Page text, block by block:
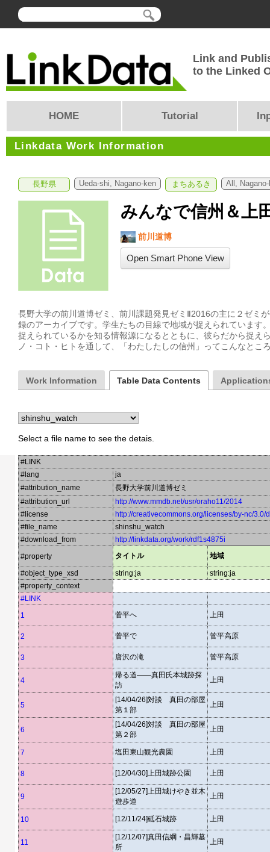
Link and
to the Linked
HOME Tutorial
Linkdata Work Information
長野県 Ueda-shi, Nagano-ken まちあるき All,
みんなで信州＆上
前川道博
Open Smart Phone View
長野大学の前川道博ゼミ、前川課題発見ゼミⅡ2016の主に２ゼミ
録のアーカイブです。学生たちの目線で地域が捉えられています
捉えられているかを知る情報源になるとともに、彼らだから捉え
ノ・コト・ヒトを通して、「わたしたしの信州」ってこんなとこ
Work Information Table Data Contents
Select a file name to see the detais.
#LINK
#lang
ja
#attribution_name
長野大学前川道博ゼミ
#attribution_url
http://www.mmdb.net/usr/oraho11/2014
#license
http://creativecommons.org/licenses/by-nc/3.0/
#file_name
shinshu_watch
#download_from
http://linkdata.org/work/rdf1s4875i
#property
タイトル 地域
#object_type_xsd string:ja
string:ja
#property_context
#LINK
1
菅平へ 上田
2 菅平で 菅平高原
3 唐沢の滝 菅平高原
4
帰る道――真田氏本城跡探
訪
上田
5
[14/04/26]対談 真田の部屋
第１部
上田
6
[14/04/26]対談 真田の部屋
第２部
上田
7 塩田東山観光農園 上田
8 [12/04/30]上田城跡公園 上田
9
[12/05/27]上田城けやき並木
遊歩道
上田
10 [12/11/24]砥石城跡 上田
11
[12/12/07]真田信綱・昌輝墓
所
上田